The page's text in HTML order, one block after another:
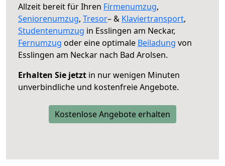
Allzeit bereit für Ihren Firmenumzug,
Seniorenumzug, Tresor– & Klaviertransport,
Studentenumzug in Esslingen am Neckar,
Fernumzug oder eine optimale Beiladung von
Esslingen am Neckar nach Bad Arolsen.
Erhalten Sie jetzt in nur wenigen Minuten
unverbindliche und kostenfreie Angebote.
Kostenlose Angebote erhalten